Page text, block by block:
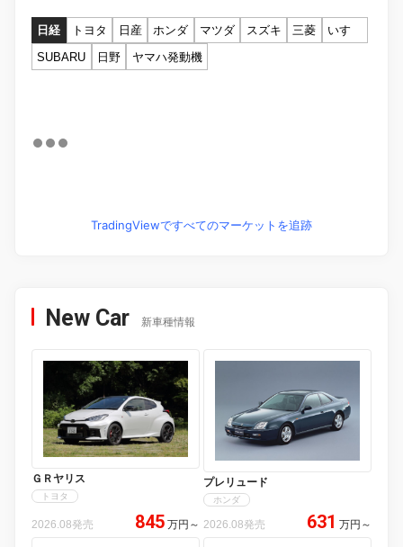
日経 トヨタ 日産 ホンダ マツダ スズキ 三菱
いすゞ
SUBARU
日野 ヤマハ発動機
TradingViewですべてのマーケットを追跡
New Car 新車種情報
ＧＲヤリス
トヨタ
2026.08発売 845 万円 ～
プレリュード
ホンダ
2026.08発売 631 万円 ～